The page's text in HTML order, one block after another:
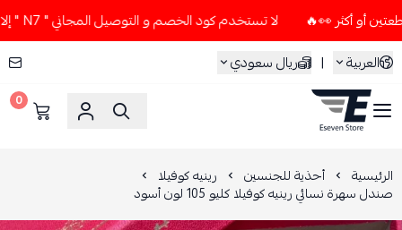
لا تستخدم كود الخصم و التوصيل المجاني " N7 " إلا إذا طلبت قطعتين أو أكثر 👀🔥
العربية
| ريال سعودي
ESEVEN STORE
0
الرئيسية أحذية للجنسين رينيه كوفيلا
صندل سهرة نسائي رينيه كوفيلا كليو 105 لون أسود